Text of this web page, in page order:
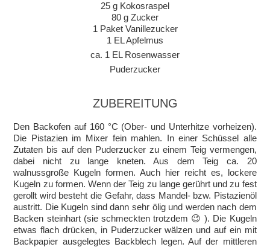
25 g Kokosraspel
80 g Zucker
1 Paket Vanillezucker
1 EL Apfelmus
ca. 1 EL Rosenwasser
Puderzucker
ZUBEREITUNG
Den Backofen auf 160 °C (Ober- und Unterhitze vorheizen).
Die Pistazien im Mixer fein mahlen. In einer Schüssel alle
Zutaten bis auf den Puderzucker zu einem Teig vermengen,
dabei nicht zu lange kneten. Aus dem Teig ca. 20
walnussgroße Kugeln formen. Auch hier reicht es, lockere
Kugeln zu formen. Wenn der Teig zu lange gerührt und zu fest
gerollt wird besteht die Gefahr, dass Mandel- bzw. Pistazienöl
austritt. Die Kugeln sind dann sehr ölig und werden nach dem
Backen steinhart (sie schmeckten trotzdem 😉 ). Die Kugeln
etwas flach drücken, in Puderzucker wälzen und auf ein mit
Backpapier ausgelegtes Backblech legen. Auf der mittleren